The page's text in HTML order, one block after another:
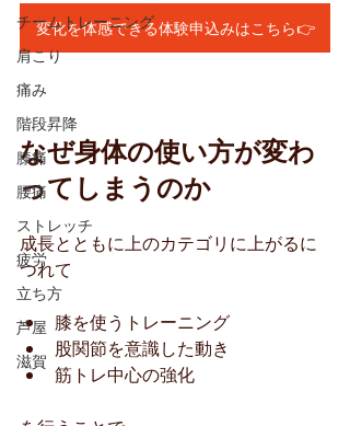
チームトレーニング
肩こり
痛み
階段昇降
膝痛
腰痛
ストレッチ
疲労
立ち方
芦屋
滋賀
変化を体感できる体験申込みはこちら👉
なぜ身体の使い方が変わ
ってしまうのか
成長とともに上のカテゴリに上がるに
つれて
膝を使うトレーニング
股関節を意識した動き
筋トレ中心の強化